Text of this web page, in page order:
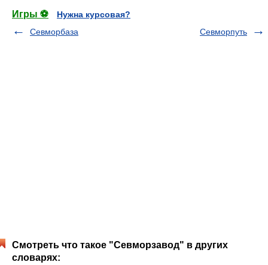
Игры ⚽
Нужна курсовая?
Севморбаза
Севморпуть
Смотреть что такое "Севморзавод" в других
словарях: